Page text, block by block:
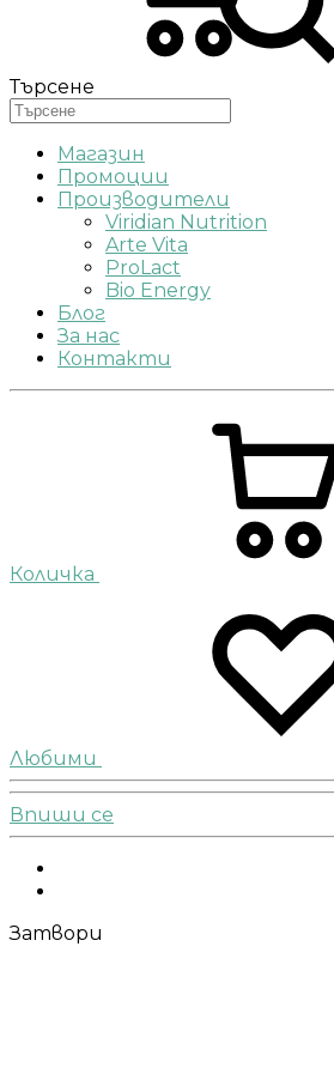
Търсене
Магазин
Промоции
Производители
Viridian Nutrition
Arte Vita
ProLact
Bio Energy
Блог
За нас
Контакти
Количка
Любими
Впиши се
Затвори